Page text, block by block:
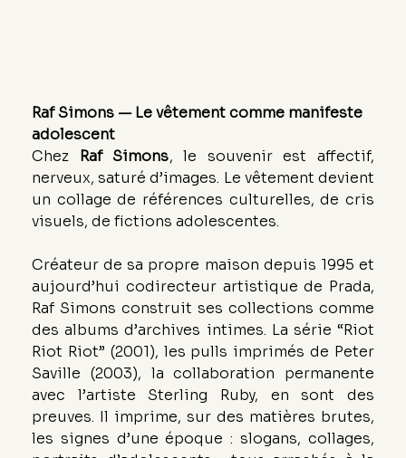
Raf Simons — Le vêtement comme manifeste
adolescent
Chez
Raf Simons, le souvenir est affectif,
nerveux, saturé d’images. Le vêtement devient
un collage de références culturelles, de cris
visuels, de fictions adolescentes.
Créateur de sa propre maison depuis 1995 et
aujourd’hui codirecteur artistique de Prada,
Raf Simons construit ses collections comme
des albums d’archives intimes. La série “Riot
Riot Riot” (2001), les pulls imprimés de Peter
Saville (2003), la collaboration permanente
avec l’artiste Sterling Ruby, en sont des
preuves. Il imprime, sur des matières brutes,
les signes d’une époque : slogans, collages,